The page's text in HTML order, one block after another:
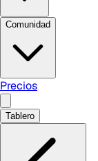
Comunidad
Precios
Tablero